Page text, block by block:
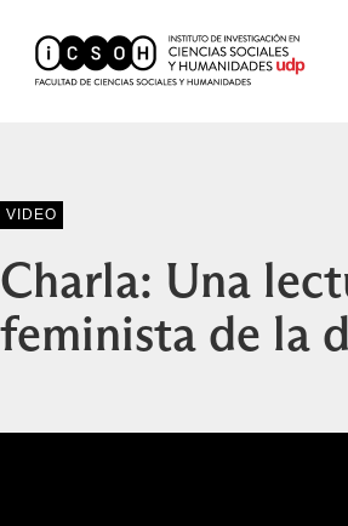
VIDEO
Charla: Una
feminista de la